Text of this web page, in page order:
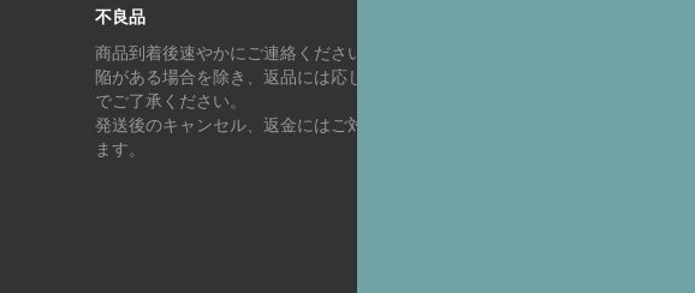
不良品
商品到着後速やかにご連絡ください。商品に欠
陥がある場合を除き、返品には応じかねますの
でご了承ください。
発送後のキャンセル、返金にはご対応できかね
ます。